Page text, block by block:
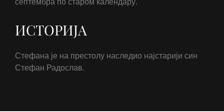
ИСТОРИЈА
Стефана је на престолу наследио најстарији син
Стефан Радослав.